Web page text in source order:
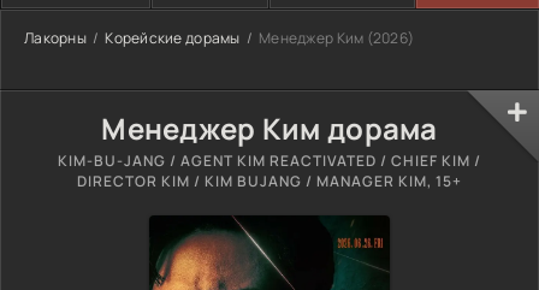
Лакорны Корейские дорамы Менеджер Ким (2026)
Менеджер Ким дорама
KIM-BU-JANG / AGENT KIM REACTIVATED / CHIEF KIM /
DIRECTOR KIM / KIM BUJANG / MANAGER KIM, 15+